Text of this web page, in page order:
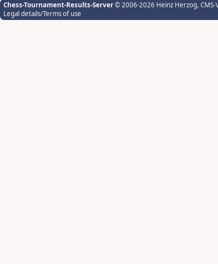
Chess-Tournament-Results-Server© 2006-2026 Heinz Herzog,
Legal details/Terms of use